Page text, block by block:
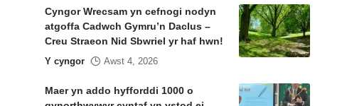
Cyngor Wrecsam yn cefnogi nodyn
atgoffa Cadwch Gymru’n Daclus –
Creu Straeon Nid Sbwriel yr haf hwn!
Y cyngor Awst 4, 2026
Maer yn addo hyfforddi 1000 o